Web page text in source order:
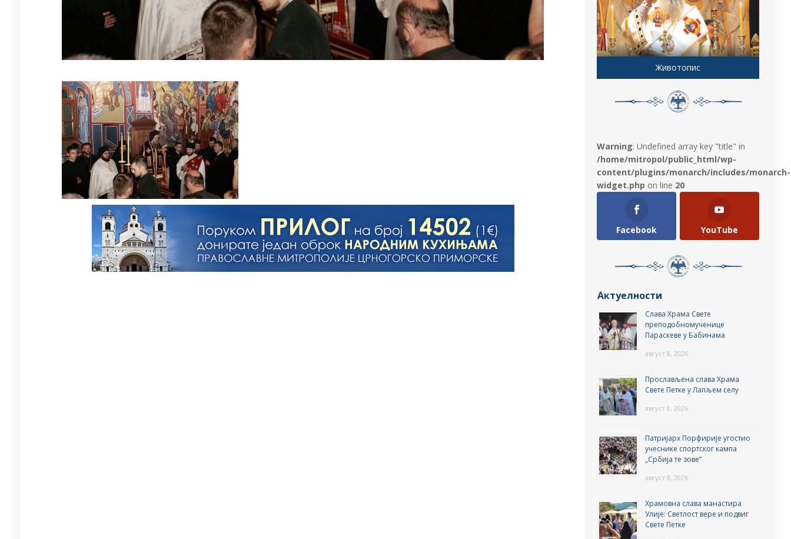
Животопис
Warning: Undefined array key "title" in
/home/mitropol/public_html/wp-
content/plugins/monarch/includes/monarch-
widget.php on line 20
Facebook YouTube
Актуелности
Слава Храма Свете
преподобномученице
Параскеве у Бабинама
август 8, 2026
Прослављена слава Храма
Свете Петке у Лапљем селу
август 8, 2026
Патријарх Порфирије угостио
учеснике спортског кампа
„Србија те зове“
август 8, 2026
Храмовна слава манастира
Улије: Светлост вере и подвиг
Свете Петке